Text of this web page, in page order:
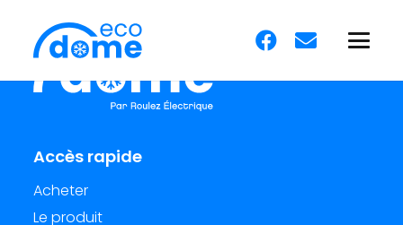
Accès rapide
Acheter
Le produit